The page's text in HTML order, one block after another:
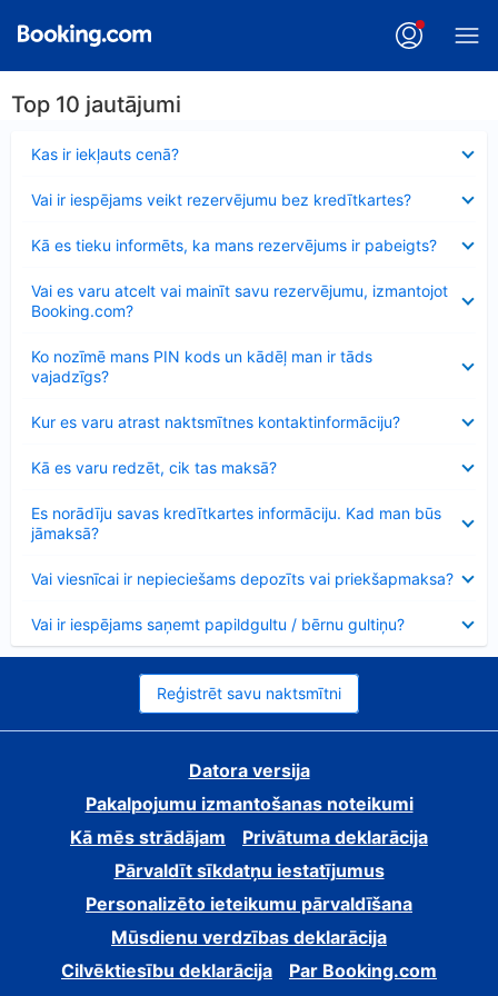
Top 10 jautājumi
Kas ir iekļauts cenā?
Vai ir iespējams veikt rezervējumu bez kredītkartes?
Kā es tieku informēts, ka mans rezervējums ir pabeigts?
Vai es varu atcelt vai mainīt savu rezervējumu, izmantojot
Booking.com?
Ko nozīmē mans PIN kods un kādēļ man ir tāds
vajadzīgs?
Kur es varu atrast naktsmītnes kontaktinformāciju?
Kā es varu redzēt, cik tas maksā?
Es norādīju savas kredītkartes informāciju. Kad man būs
jāmaksā?
Vai viesnīcai ir nepieciešams depozīts vai priekšapmaksa?
Vai ir iespējams saņemt papildgultu / bērnu gultiņu?
Reģistrēt savu naktsmītni
Datora versija
Pakalpojumu izmantošanas noteikumi
Kā mēs strādājam
Privātuma deklarācija
Pārvaldīt sīkdatņu iestatījumus
Personalizēto ieteikumu pārvaldīšana
Mūsdienu verdzības deklarācija
Cilvēktiesību deklarācija
Par Booking.com